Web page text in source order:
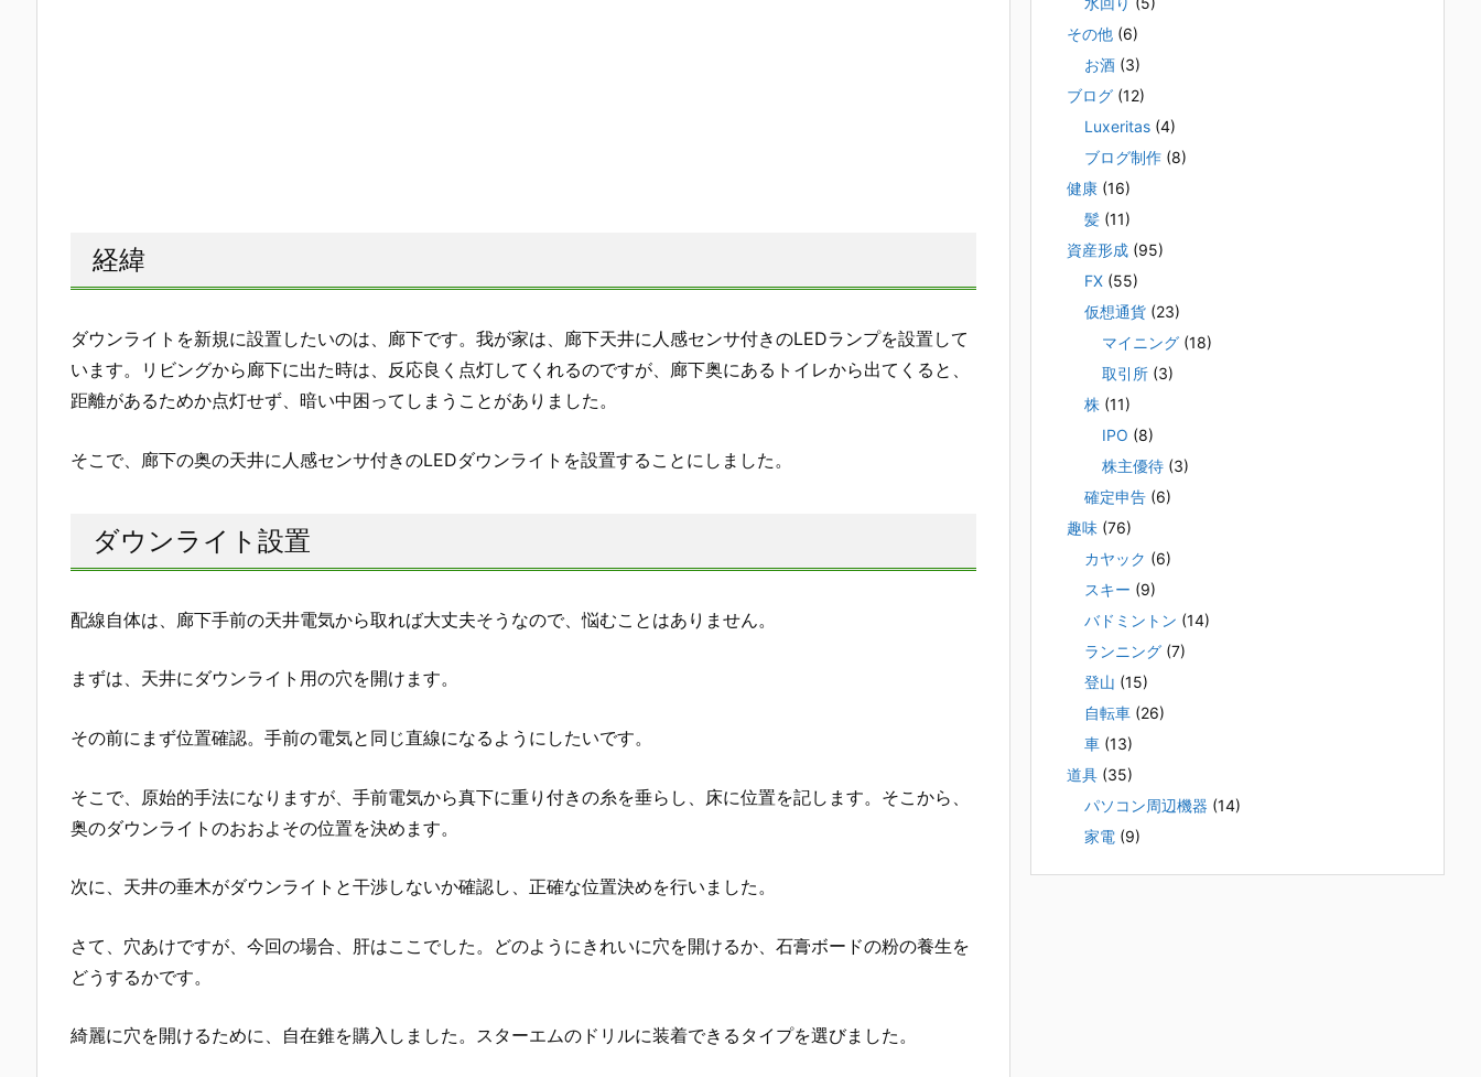
経緯
ダウンライトを新規に設置したいのは、廊下です。我が家は、廊下天井に人感センサ付きのLEDランプを設置して
います。リビングから廊下に出た時は、反応良く点灯してくれるのですが、廊下奥にあるトイレから出てくると、
距離があるためか点灯せず、暗い中困ってしまうことがありました。
そこで、廊下の奥の天井に人感センサ付きのLEDダウンライトを設置することにしました。
ダウンライト設置
配線自体は、廊下手前の天井電気から取れば大丈夫そうなので、悩むことはありません。
まずは、天井にダウンライト用の穴を開けます。
その前にまず位置確認。手前の電気と同じ直線になるようにしたいです。
そこで、原始的手法になりますが、手前電気から真下に重り付きの糸を垂らし、床に位置を記します。そこから、
奥のダウンライトのおおよその位置を決めます。
次に、天井の垂木がダウンライトと干渉しないか確認し、正確な位置決めを行いました。
さて、穴あけですが、今回の場合、肝はここでした。どのようにきれいに穴を開けるか、石膏ボードの粉の養生を
どうするかです。
綺麗に穴を開けるために、自在錐を購入しました。スターエムのドリルに装着できるタイプを選びました。
その他 (6)
お酒 (3)
ブログ (12)
Luxeritas (4)
ブログ制作 (8)
健康 (16)
髪 (11)
資産形成 (95)
FX (55)
仮想通貨 (23)
マイニング (18)
取引所 (3)
株 (11)
IPO (8)
株主優待 (3)
確定申告 (6)
趣味 (76)
カヤック (6)
スキー (9)
バドミントン (14)
ランニング (7)
登山 (15)
自転車 (26)
車 (13)
道具 (35)
パソコン周辺機器 (14)
家電 (9)